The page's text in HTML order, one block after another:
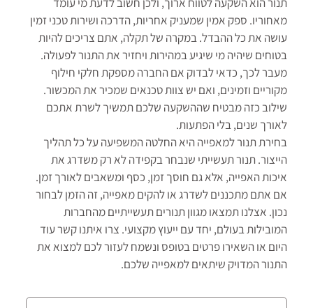
מאחוריו. ספק אמין שמעניק אחריות, הדרכה ושירות טכני זמין
עושה את כל ההבדל. במקרה של תקלה, אתם צריכים להיות
בטוחים שיהיה מי שיגיע במהירות ויחזיר את התנור לפעולה.
מעבר לכך, כדאי לבדוק אם החברה מספקת חלקי חילוף
מקוריים וזמינים, ואם יש צוות טכנאים שמכיר את המכשור.
שילוב כזה מבטיח שההשקעה שלכם תמשיך לשרת אתכם
לאורך שנים, בלי הפתעות.
בחירת תנור למאפייה היא החלטה המשפיעה על כל תהליך
הייצור. תנור תעשייתי שנבחר בקפידה לא רק משדרג את
איכות האפייה, אלא גם חוסך זמן, כסף ומשאבים לאורך זמן.
אם אתם מתכננים לשדרג או להקים מאפייה, זה הזמן לבחור
נכון. אצלנו תמצאו מגוון תנורים תעשייתיים מהחברות
המובילות בעולם, יחד עם ייעוץ מקצועי. צרו איתנו קשר עוד
היום או השאירו פרטים בטופס ונשמח לעזור לכם למצוא את
התנור המדויק שיתאים למאפייה שלכם.